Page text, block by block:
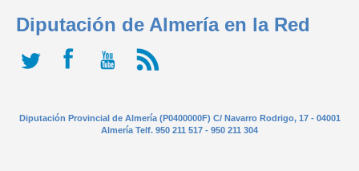
Diputación de Almería en la Red
Diputación Provincial de Almería (P0400000F) C/ Navarro Rodrigo, 17 - 04001
Almería Telf. 950 211 517 - 950 211 304